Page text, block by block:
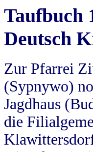
Taufbuch
Deutsch
Zur Pfarrei
(Sypnywo)
Jagdhaus
die